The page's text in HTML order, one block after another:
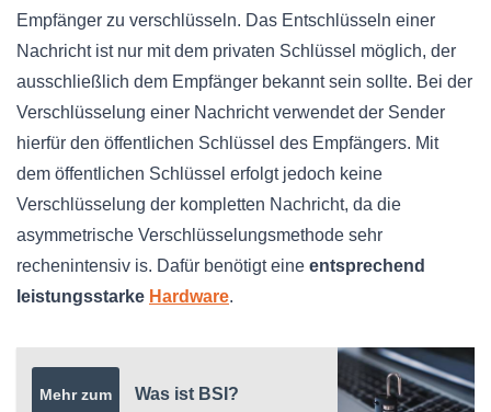
Empfänger zu verschlüsseln. Das Entschlüsseln einer
Nachricht ist nur mit dem privaten Schlüssel möglich, der
ausschließlich dem Empfänger bekannt sein sollte. Bei der
Verschlüsselung einer Nachricht verwendet der Sender
hierfür den öffentlichen Schlüssel des Empfängers. Mit
dem öffentlichen Schlüssel erfolgt jedoch keine
Verschlüsselung der kompletten Nachricht, da die
asymmetrische Verschlüsselungsmethode sehr
rechenintensiv is. Dafür benötigt eine entsprechend
leistungsstarke Hardware.
Mehr zum
Was ist BSI?